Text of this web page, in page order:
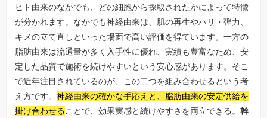
ヒト由来のなかでも、どの細胞から採取されたかによって特徴
が分かれます。なかでも神経由来は、肌の再生やハリ・弾力、
キメの立て直しといった場面で高い評価を得ています。一方の
脂肪由来は流通量が多く入手性に優れ、実績も豊富なため、安
定した品質で施術を続けやすいという安心感があります。そこ
で近年注目されているのが、この二つを組み合わせるという考
え方です。神経由来の確かな手応えと、脂肪由来の安定供給を
掛け合わせることで、効果実感と続けやすさを両立できる。幹